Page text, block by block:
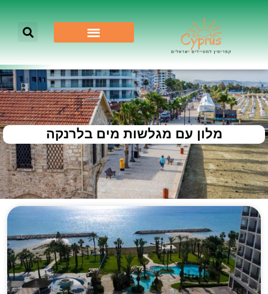
מלון עם מגלשות מים בלרנקה